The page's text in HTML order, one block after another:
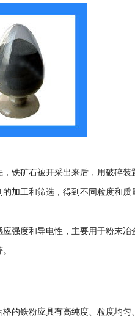
铁矿石被开采出来后，用破碎
加工和筛选，得到不同粒度和质
强度和导电性，主要用于粉末
的铁粉应具有高纯度、粒度均